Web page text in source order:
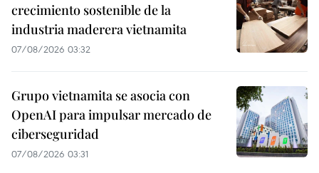
crecimiento sostenible de la
industria maderera vietnamita
07/08/2026 03:32
Grupo vietnamita se asocia con
OpenAI para impulsar mercado de
ciberseguridad
07/08/2026 03:31